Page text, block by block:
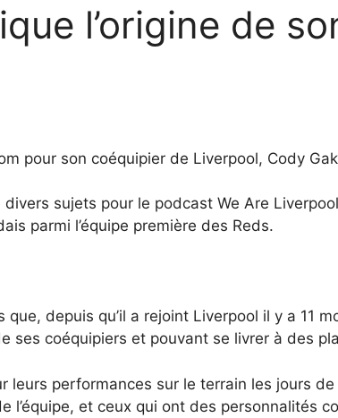
l’origine de
pour son coéquipier de Liverpool, Cody
sujets pour le podcast We Are
parmi l’équipe première des Reds.
depuis qu’il a rejoint Liverpool il y a 11
ses coéquipiers et pouvant se livrer à des
performances sur le terrain les jours
l’équipe, et ceux qui ont des personnalités